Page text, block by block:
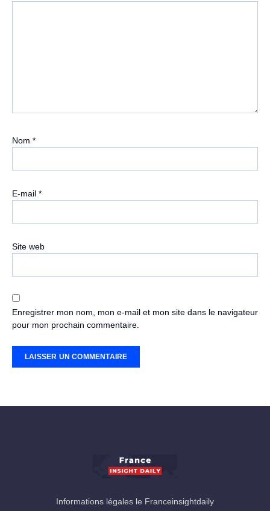
Nom *
E-mail *
Site web
Enregistrer mon nom, mon e-mail et mon site dans le navigateur
pour mon prochain commentaire.
Informations légales le Franceinsightdaily